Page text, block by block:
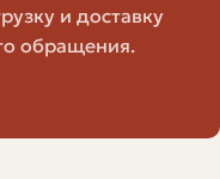
При правильных
и доставку
обращения.